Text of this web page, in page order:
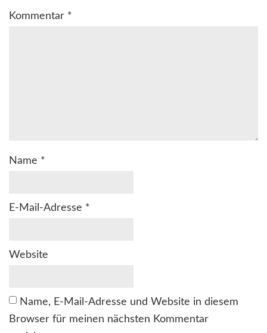
Kommentar *
Name *
E-Mail-Adresse *
Website
Name, E-Mail-Adresse und Website in diesem
Browser für meinen nächsten Kommentar